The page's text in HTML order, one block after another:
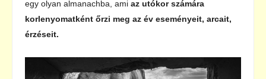
egy olyan almanachba, ami az utókor számára
korlenyomatként őrzi meg az év eseményeit, arcait,
érzéseit.